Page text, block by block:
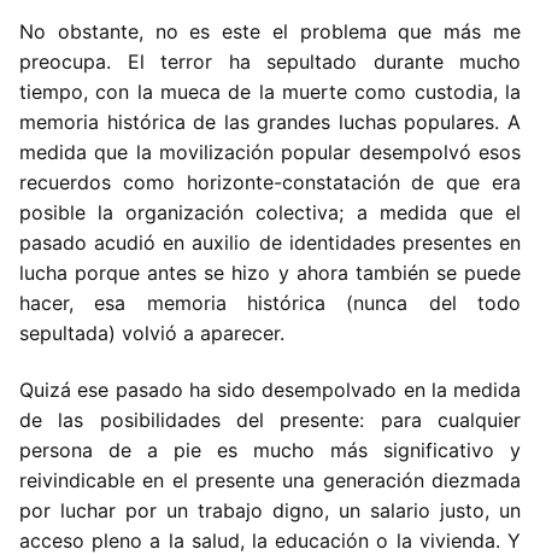
No obstante, no es este el problema que más me
preocupa. El terror ha sepultado durante mucho
tiempo, con la mueca de la muerte como custodia, la
memoria histórica de las grandes luchas populares. A
medida que la movilización popular desempolvó esos
recuerdos como horizonte-constatación de que era
posible la organización colectiva; a medida que el
pasado acudió en auxilio de identidades presentes en
lucha porque antes se hizo y ahora también se puede
hacer, esa memoria histórica (nunca del todo
sepultada) volvió a aparecer.
Quizá ese pasado ha sido desempolvado en la medida
de las posibilidades del presente: para cualquier
persona de a pie es mucho más significativo y
reivindicable en el presente una generación diezmada
por luchar por un trabajo digno, un salario justo, un
acceso pleno a la salud, la educación o la vivienda. Y